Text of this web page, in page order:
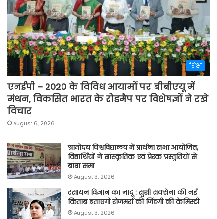
शिक्षा
एनईपी – 2020 के विविध आयामों पर बीबीएयू में
मंथन, विकसित भारत के रोडमैप पर विशेषज्ञों ने रखे
विचार
August 6, 2026
ग्रामोदय विश्वविद्यालय में प्रार्थना सभा आयोजित,
विद्यार्थियों ने सांस्कृतिक एवं प्रेरक प्रस्तुतियों से
बांधा समां
August 3, 2026
रसायन विज्ञान का जादू : सुशी सक्सेना की नई
किताब बताएगी रोज़मर्रा की ज़िंदगी की केमिस्ट्री
August 3, 2026